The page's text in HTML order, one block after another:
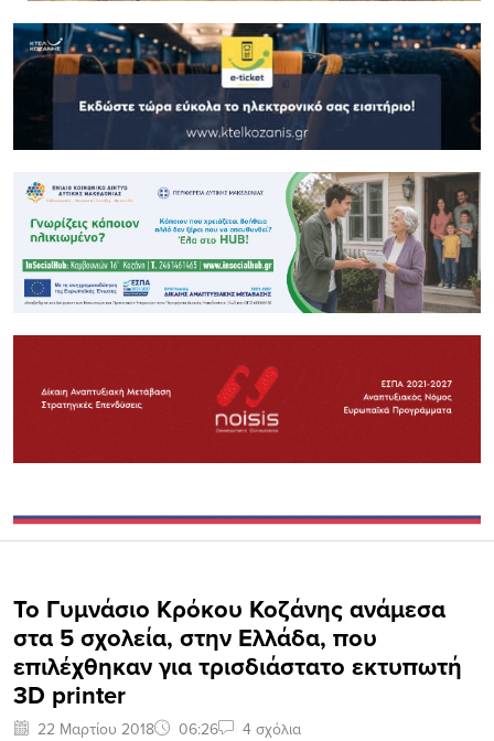
Το Γυμνάσιο Κρόκου Κοζάνης ανάμεσα
στα 5 σχολεία, στην Ελλάδα, που
επιλέχθηκαν για τρισδιάστατο εκτυπωτή
3D printer
22 Μαρτίου 2018 06:26 4 σχόλια